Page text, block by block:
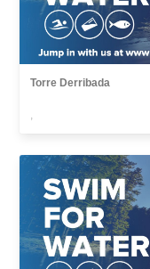
Torre Derribada
,